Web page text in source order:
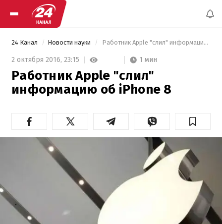
24 Канал Новости науки Работник Apple "слил" информацию об iPhone 8
2 октября 2016, 23:15 1 мин
Работник Apple "слил"
информацию об iPhone 8